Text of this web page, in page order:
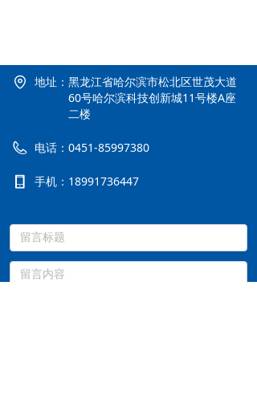
地址： 黑龙江省哈尔滨市松北区世茂大道
60号哈尔滨科技创新城11号楼A座
二楼
电话： 0451-85997380
手机： 18991736447